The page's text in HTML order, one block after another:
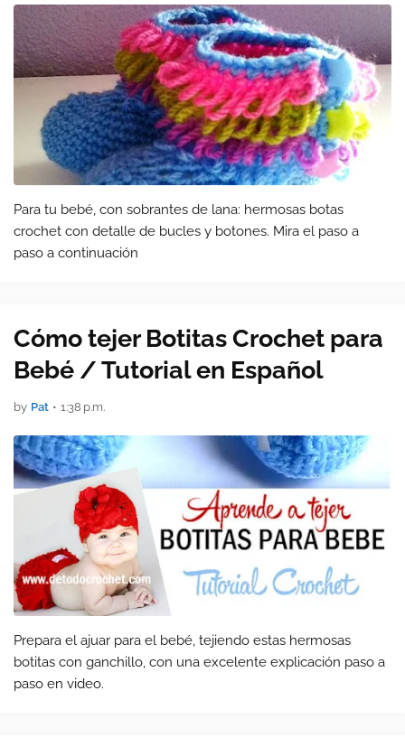
Para tu bebé, con sobrantes de lana: hermosas botas
crochet con detalle de bucles y botones. Mira el paso a
paso a continuación
Cómo tejer Botitas Crochet para
Bebé / Tutorial en Español
by Pat • 1:38 p.m.
Prepara el ajuar para el bebé, tejiendo estas hermosas
botitas con ganchillo, con una excelente explicación paso a
paso en video.